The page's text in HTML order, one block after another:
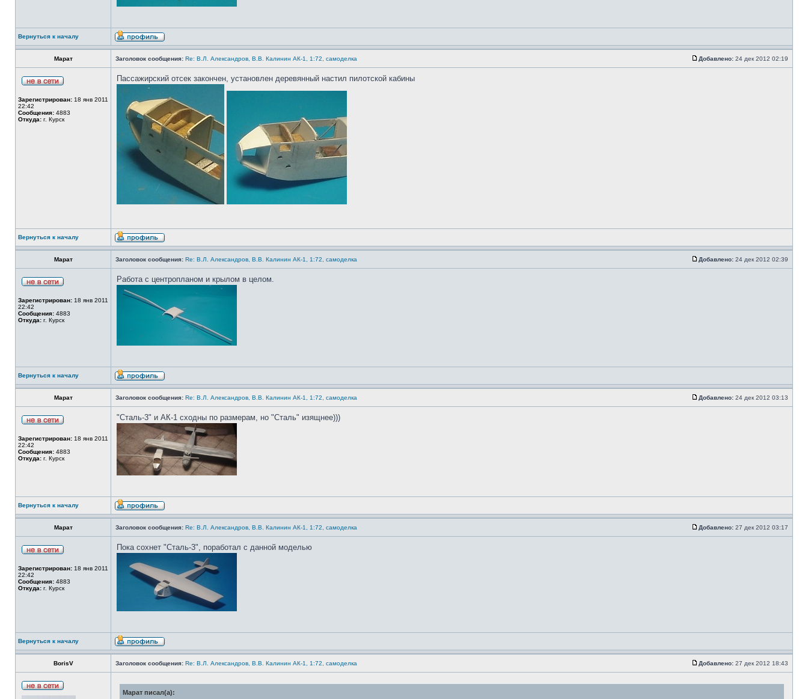
Вернуться к началу
Марат Заголовок сообщения: Re: В.Л. Александров, В.В. Калинин АК-1, 1:72, самоделка Добавлено: 24 дек 2012 02:19
Зарегистрирован: 18 янв 2011
22:42
Сообщения: 4883
Откуда: г. Курск
Пассажирский отсек закончен, установлен деревянный настил пилотской кабины
Вернуться к началу
Марат Заголовок сообщения: Re: В.Л. Александров, В.В. Калинин АК-1, 1:72, самоделка Добавлено: 24 дек 2012 02:39
Зарегистрирован: 18 янв 2011
22:42
Сообщения: 4883
Откуда: г. Курск
Работа с центропланом и крылом в целом.
Вернуться к началу
Марат Заголовок сообщения: Re: В.Л. Александров, В.В. Калинин АК-1, 1:72, самоделка Добавлено: 24 дек 2012 03:13
Зарегистрирован: 18 янв 2011
22:42
Сообщения: 4883
Откуда: г. Курск
"Сталь-3" и АК-1 сходны по размерам, но "Сталь" изящнее)))
Вернуться к началу
Марат Заголовок сообщения: Re: В.Л. Александров, В.В. Калинин АК-1, 1:72, самоделка Добавлено: 27 дек 2012 03:17
Зарегистрирован: 18 янв 2011
22:42
Сообщения: 4883
Откуда: г. Курск
Пока сохнет "Сталь-3", поработал с данной моделью
Вернуться к началу
BorisV Заголовок сообщения: Re: В.Л. Александров, В.В. Калинин АК-1, 1:72, самоделка Добавлено: 27 дек 2012 18:43
Марат писал(а):